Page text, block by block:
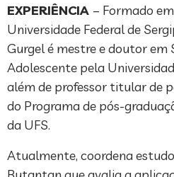
EXPERIÊNCIA – Formado
Universidade Federal de
Gurgel é mestre e doutor em
Adolescente pela
além de professor titular de
do Programa de pós-
da UFS.
Atualmente, coordena